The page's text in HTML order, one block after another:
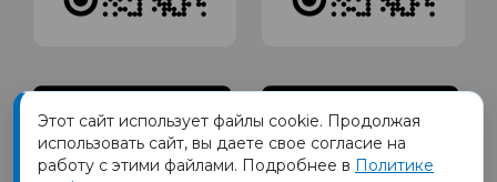
Этот сайт использует файлы cookie. Продолжая
использовать сайт, вы даете свое согласие на
работу с этими файлами. Подробнее в Политике